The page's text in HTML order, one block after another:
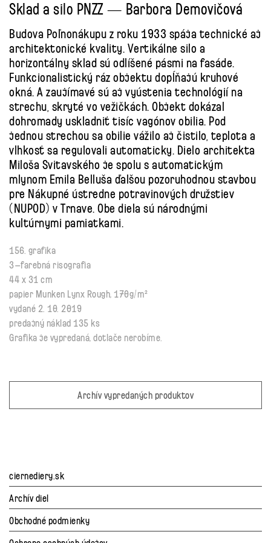
Sklad a silo PNZZ — Barbora Demovičová
Budova Poľnonákupu z roku 1933 spája technické aj
architektonické kvality. Vertikálne silo a
horizontálny sklad sú odlíšené pásmi na fasáde.
Funkcionalistický ráz objektu dopĺňajú kruhové
okná. A zaujímavé sú aj vyústenia technológií na
strechu, skryté vo vežičkách. Objekt dokázal
dohromady uskladniť tisíc vagónov obilia. Pod
jednou strechou sa obilie vážilo aj čistilo, teplota a
vlhkosť sa regulovali automaticky. Dielo architekta
Miloša Svitavského je spolu s automatickým
mlynom Emila Belluša ďalšou pozoruhodnou stavbou
pre Nákupné ústredne potravinových družstiev
(NUPOD) v Trnave. Obe diela sú národnými
kultúrnymi pamiatkami.
156. grafika
3–farebná risografia
44 x 31 cm
papier Munken Lynx Rough, 170g/m²
vydané 2. 10. 2019
predajný náklad 135 ks
Grafika je vypredaná, dotlače nerobíme.
Archív vypredaných produktov
ciernediery.sk
Archív diel
Obchodné podmienky